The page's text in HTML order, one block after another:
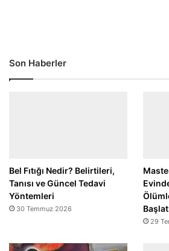
Son Haberler
Bel Fıtığı Nedir? Belirtileri,
Tanısı ve Güncel Tedavi
Yöntemleri
30 Temmuz 2026
29